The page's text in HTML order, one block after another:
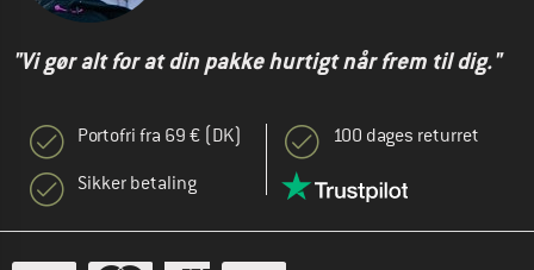
"Vi gør alt for at din pakke hurtigt når frem til dig."
Portofri fra 69 € (DK)
Sikker betaling
100 dages returret